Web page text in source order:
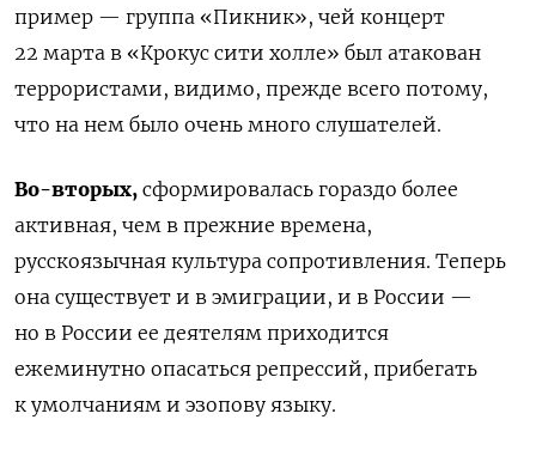
пример — группа «Пикник», чей концерт
22 марта в «Крокус сити холле» был атакован
террористами, видимо, прежде всего потому,
что на нем было очень много слушателей.
Во-вторых, сформировалась гораздо более
активная, чем в прежние времена,
русскоязычная культура сопротивления. Теперь
она существует и в эмиграции, и в России —
но в России ее деятелям приходится
ежеминутно опасаться репрессий, прибегать
к умолчаниям и эзопову языку.